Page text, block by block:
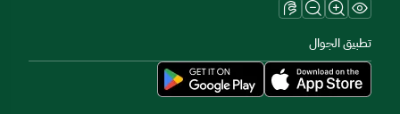
تطبيق الجوال